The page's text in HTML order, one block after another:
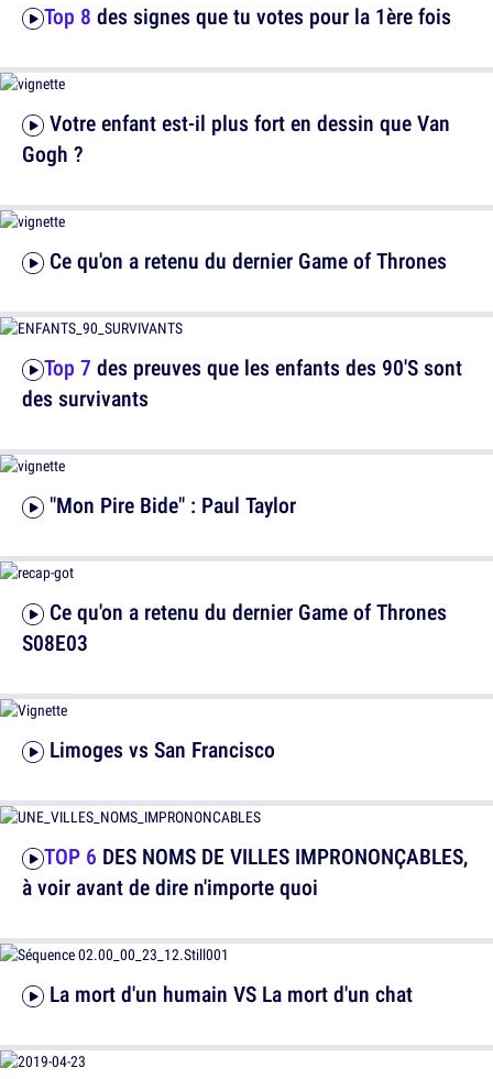
Top 8 des signes que tu votes pour la 1ère fois
Ce qu'on a retenu du dernier Game of Thrones
"Mon Pire Bide" : Paul Taylor
Limoges vs San Francisco
La mort d'un humain VS La mort d'un chat
Gogh ?
Top 7 des preuves que les enfants des 90'S sont
des survivants
S08E03
TOP 6 DES NOMS DE VILLES IMPRONONÇABLES,
à voir avant de dire n'importe quoi